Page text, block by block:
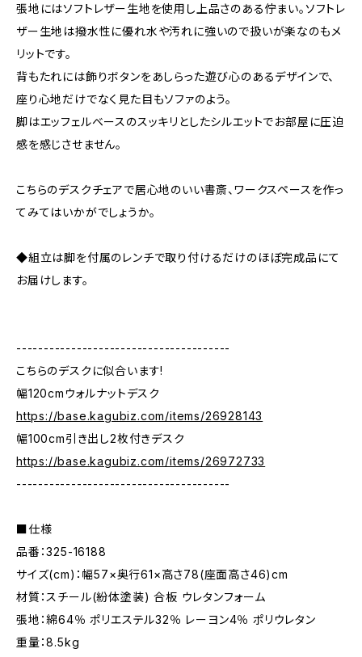
張地にはソフトレザー生地を使用し上品さのある佇まい。ソフトレ
ザー生地は撥水性に優れ水や汚れに強いので扱いが楽なのもメ
リットです。
背もたれには飾りボタンをあしらった遊び心のあるデザインで、
座り心地だけでなく見た目もソファのよう。
脚はエッフェルベースのスッキリとしたシルエットでお部屋に圧迫
感を感じさせません。
こちらのデスクチェアで居心地のいい書斎、ワークスペースを作っ
てみてはいかがでしょうか。
◆組立は脚を付属のレンチで取り付けるだけのほぼ完成品にて
お届けします。
---------------------------------------
こちらのデスクに似合います!
幅120cmウォルナットデスク
https://base.kagubiz.com/items/26928143
幅100cm引き出し2枚付きデスク
https://base.kagubiz.com/items/26972733
---------------------------------------
■仕様
品番：325-16188
サイズ(cm)：幅57×奥行61×高さ78(座面高さ46)cm
材質：スチール(紛体塗装) 合板 ウレタンフォーム
張地：綿64％ ポリエステル32％ レーヨン4％ ポリウレタン
重量：8.5kg